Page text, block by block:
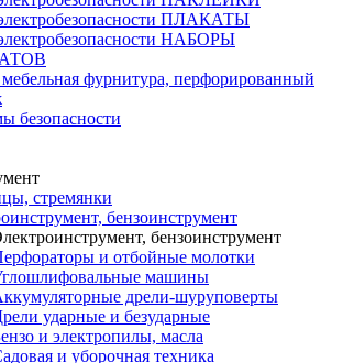
ПЛАКАТЫ
НАБОРЫ
фурнитура, перфорированный
безопасности
стремянки
бензоинструмент
бензоинструмент
и отбойные молотки
машины
дрели-шуруповерты
ударные и безударные
и электропилы, масла
и уборочная техника